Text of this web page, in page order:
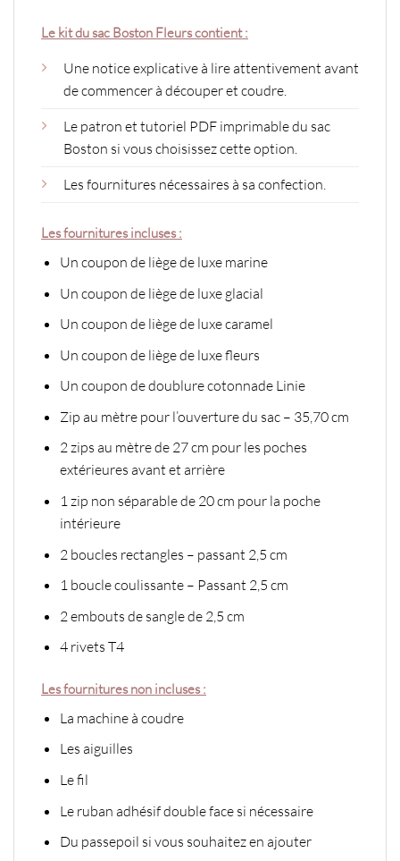
Le kit du sac Boston Fleurs contient :
Une notice explicative à lire attentivement avant
de commencer à découper et coudre.
Le patron et tutoriel PDF imprimable du sac
Boston si vous choisissez cette option.
Les fournitures nécessaires à sa confection.
Les fournitures incluses :
Un coupon de liège de luxe marine
Un coupon de liège de luxe glacial
Un coupon de liège de luxe caramel
Un coupon de liège de luxe fleurs
Un coupon de doublure cotonnade Linie
Zip au mètre pour l’ouverture du sac – 35,70 cm
2 zips au mètre de 27 cm pour les poches
extérieures avant et arrière
1 zip non séparable de 20 cm pour la poche
intérieure
2 boucles rectangles – passant 2,5 cm
1 boucle coulissante – Passant 2,5 cm
2 embouts de sangle de 2,5 cm
4 rivets T4
Les fournitures non incluses :
La machine à coudre
Les aiguilles
Le fil
Le ruban adhésif double face si nécessaire
Du passepoil si vous souhaitez en ajouter